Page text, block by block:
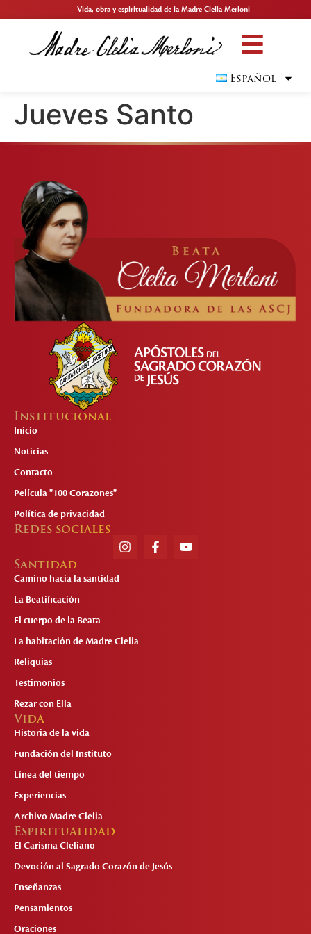
Vida, obra y espiritualidad de la Madre Clelia Merloni
Español
Jueves Santo
Institucional
Inicio
Noticias
Contacto
Película "100 Corazones"
Política de privacidad
Redes sociales
Santidad
Camino hacia la santidad
La Beatificación
El cuerpo de la Beata
La habitación de Madre Clelia
Reliquias
Testimonios
Rezar con Ella
Vida
Historia de la vida
Fundación del Instituto
Línea del tiempo
Experiencias
Archivo Madre Clelia
Espiritualidad
El Carisma Cleliano
Devoción al Sagrado Corazón de Jesús
Enseñanzas
Pensamientos
Oraciones